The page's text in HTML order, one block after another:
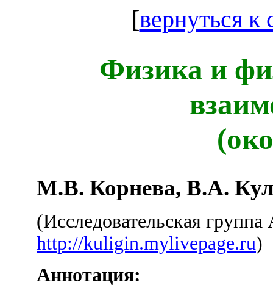
[вернуться
Физика и
М.В. Корнева, В.А.
(Исследовательская
http://kuligin.mylivepage.ru)
Аннотация: